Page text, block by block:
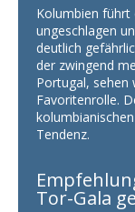
Kolumbien führt
ungeschlagen
deutlich
der zwingend
Portugal, sehen
Favoritenrolle.
Tendenz.
Tor-Gala